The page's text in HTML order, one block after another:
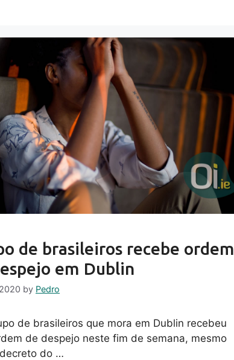
de brasileiros recebe ordem
em Dublin
by Pedro
de brasileiros que mora em Dublin recebeu
de despejo neste fim de semana, mesmo
do …